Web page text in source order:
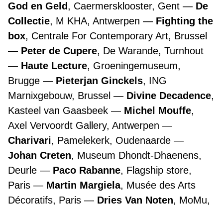
God en Geld, Caermersklooster, Gent
De
Collectie, M KHA, Antwerpen
Fighting the
box, Centrale For Contemporary Art, Brussel
Peter de Cupere, De Warande, Turnhout
Haute Lecture, Groeningemuseum,
Brugge
Pieterjan Ginckels, ING
Marnixgebouw, Brussel
Divine Decadence,
Kasteel van Gaasbeek
Michel Mouffe,
Axel Vervoordt Gallery, Antwerpen
Charivari, Pamelekerk, Oudenaarde
Johan Creten, Museum Dhondt-Dhaenens,
Deurle
Paco Rabanne, Flagship store,
Paris
Martin Margiela, Musée des Arts
Décoratifs, Paris
Dries Van Noten, MoMu,